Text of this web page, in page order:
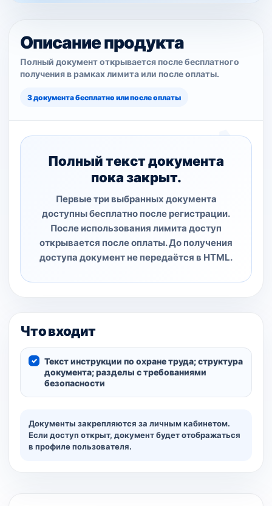
Описание продукта
Полный документ открывается после бесплатного
получения в рамках лимита или после оплаты.
3 документа бесплатно или после оплаты
Полный текст документа
пока закрыт.
Первые три выбранных документа
доступны бесплатно после регистрации.
После использования лимита доступ
открывается после оплаты. До получения
доступа документ не передаётся в HTML.
Что входит
Текст инструкции по охране труда; структура
документа; разделы с требованиями
безопасности
Документы закрепляются за личным кабинетом.
Если доступ открыт, документ будет отображаться
в профиле пользователя.